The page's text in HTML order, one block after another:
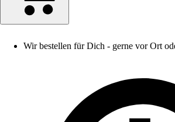
Wir bestellen für Dich - gerne vor Ort